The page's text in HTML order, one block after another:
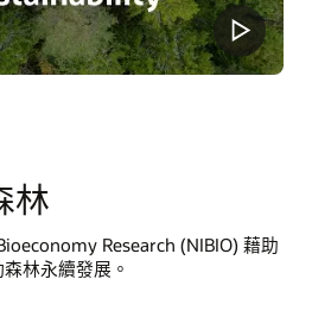
林
Research (NIBIO) 藉助
林永續發展。